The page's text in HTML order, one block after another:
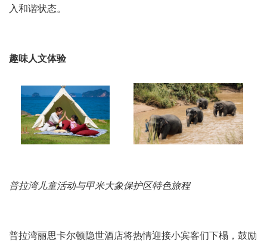
入和谐状态。
趣味人文体验
普拉湾儿童活动与甲米大象保护区特色旅程
普拉湾丽思卡尔顿隐世酒店将热情迎接小宾客们下榻，鼓励